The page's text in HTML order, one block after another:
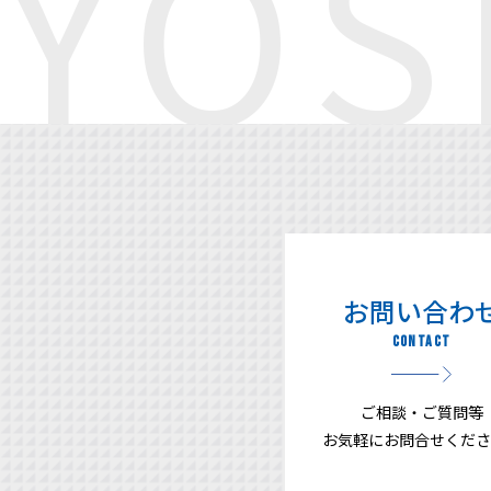
お問い合わ
ご相談・ご質問等
お気軽にお問合せくだ